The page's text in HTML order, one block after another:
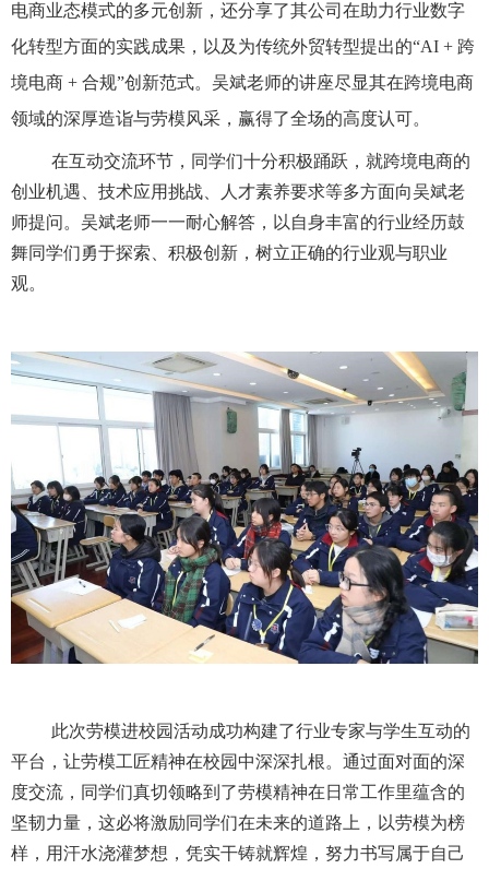
电商业态模式的多元创新，还分享了其公司在助力行业数字
化转型方面的实践成果，以及为传统外贸转型提出的“AI + 跨
境电商 + 合规”创新范式。吴斌老师的讲座尽显其在跨境电商
领域的深厚造诣与劳模风采，赢得了全场的高度认可。
在互动交流环节，同学们十分积极踊跃，就跨境电商的
创业机遇、技术应用挑战、人才素养要求等多方面向吴斌老
师提问。吴斌老师一一耐心解答，以自身丰富的行业经历鼓
舞同学们勇于探索、积极创新，树立正确的行业观与职业
观。
此次劳模进校园活动成功构建了行业专家与学生互动的
平台，让劳模工匠精神在校园中深深扎根。通过面对面的深
度交流，同学们真切领略到了劳模精神在日常工作里蕴含的
坚韧力量，这必将激励同学们在未来的道路上，以劳模为榜
样，用汗水浇灌梦想，凭实干铸就辉煌，努力书写属于自己